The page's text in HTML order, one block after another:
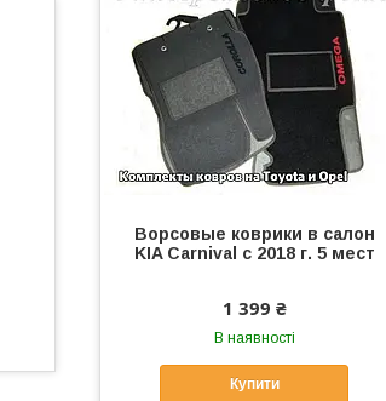
Ворсовые коврики в салон
KIA Carnival с 2018 г. 5 мест
1 399 ₴
В наявності
Купити